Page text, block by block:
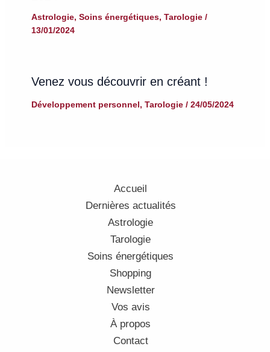
Astrologie, Soins énergétiques, Tarologie/
13/01/2024
Venez vous découvrir en créant !
Développement personnel, Tarologie/ 24/05/2024
Accueil
Dernières actualités
Astrologie
Tarologie
Soins énergétiques
Shopping
Newsletter
Vos avis
À propos
Contact